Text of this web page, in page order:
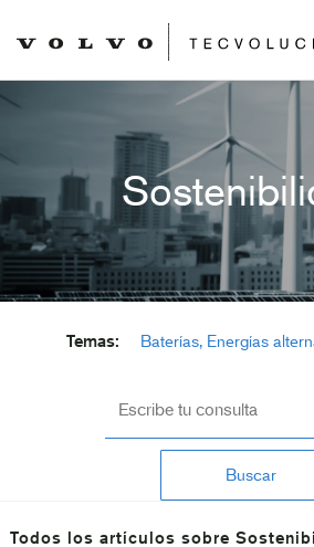
Temas: Baterías Energías
Buscar
Todos los artículos sobre